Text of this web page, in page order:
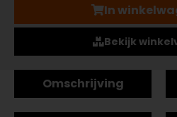
In
Bekijk
Omschrijving